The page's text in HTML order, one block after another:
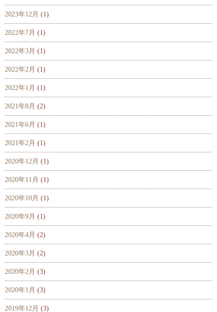
2023年12月 (1)
2022年7月 (1)
2022年3月 (1)
2022年2月 (1)
2022年1月 (1)
2021年8月 (2)
2021年6月 (1)
2021年2月 (1)
2020年12月 (1)
2020年11月 (1)
2020年10月 (1)
2020年9月 (1)
2020年4月 (2)
2020年3月 (2)
2020年2月 (3)
2020年1月 (3)
2019年12月 (3)